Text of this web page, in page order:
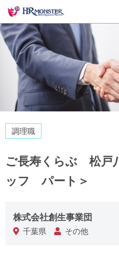
調理職
ご長寿くらぶ 松戸
ッフ パート＞
株式会社創生事業団
千葉県 その他